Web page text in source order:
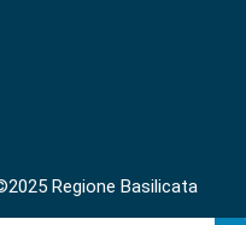
Regione Basilicata